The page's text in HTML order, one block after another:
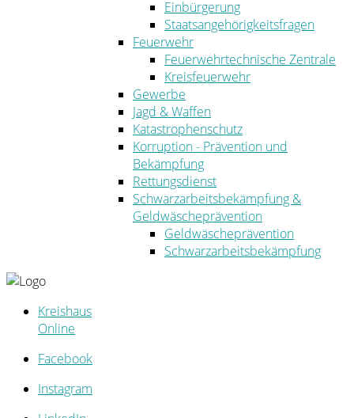
Einbürgerung
Staatsangehörigkeitsfragen
Feuerwehr
Feuerwehrtechnische Zentrale
Kreisfeuerwehr
Gewerbe
Jagd & Waffen
Katastrophenschutz
Korruption - Prävention und
Bekämpfung
Rettungsdienst
Schwarzarbeitsbekämpfung &
Geldwäscheprävention
Geldwäscheprävention
Schwarzarbeitsbekämpfung
Kreishaus
Online
Facebook
Instagram